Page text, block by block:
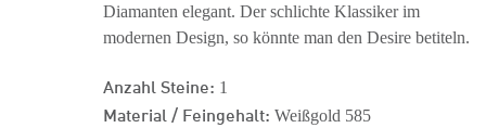
Diamanten elegant. Der schlichte Klassiker im
modernen Design, so könnte man den Desire betiteln.
Anzahl Steine: 1
Material / Feingehalt: Weißgold 585